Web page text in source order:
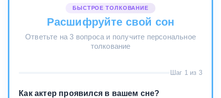
БЫСТРОЕ ТОЛКОВАНИЕ
Расшифруйте свой сон
Ответьте на 3 вопроса и получите персональное
толкование
Шаг 1 из 3
Как актер проявился в вашем сне?